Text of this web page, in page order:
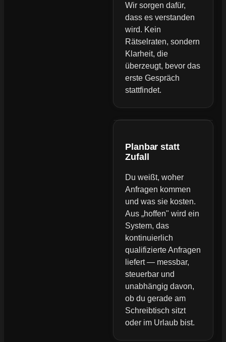
Wir sorgen dafür,
dass es verstanden
wird. Kein
Rätselraten, sondern
Klarheit, die
überzeugt, bevor das
erste Gespräch
stattfindet.
Planbar statt
Zufall
Du weißt, woher
Anfragen kommen
und was sie kosten.
Aus „hoffen" wird ein
System, das
kontinuierlich
qualifizierte Anfragen
liefert — messbar,
steuerbar und
unabhängig davon,
ob du gerade am
Schreibtisch sitzt
oder im Urlaub bist.